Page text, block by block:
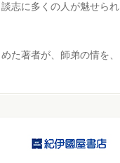
志に多くの人が魅せられ
た著者が、師弟の情を、